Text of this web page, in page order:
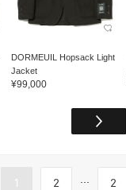
DORMEUIL Hopsack Light
Jacket
¥99,000
1 2 ... 2